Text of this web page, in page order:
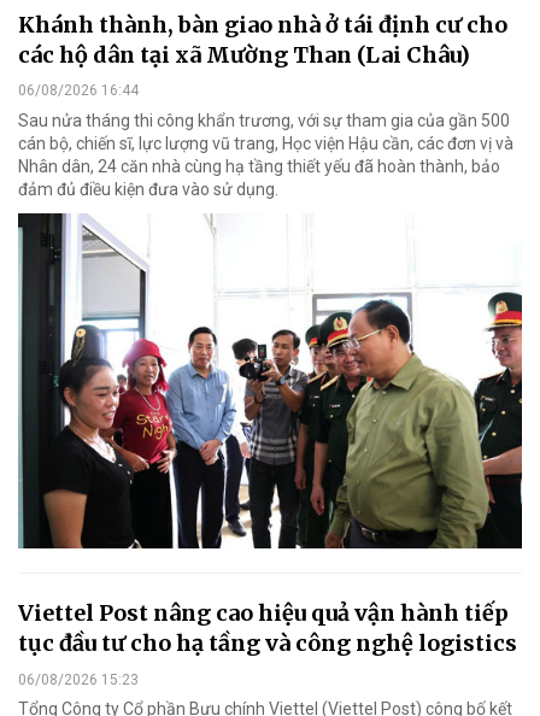
Khánh thành, bàn giao nhà ở tái định cư cho
các hộ dân tại xã Mường Than (Lai Châu)
06/08/2026 16:44
Sau nửa tháng thi công khẩn trương, với sự tham gia của gần 500
cán bộ, chiến sĩ, lực lượng vũ trang, Học viện Hậu cần, các đơn vị và
Nhân dân, 24 căn nhà cùng hạ tầng thiết yếu đã hoàn thành, bảo
đảm đủ điều kiện đưa vào sử dụng.
Viettel Post nâng cao hiệu quả vận hành tiếp
tục đầu tư cho hạ tầng và công nghệ logistics
06/08/2026 15:23
Tổng Công ty Cổ phần Bưu chính Viettel (Viettel Post) công bố kết